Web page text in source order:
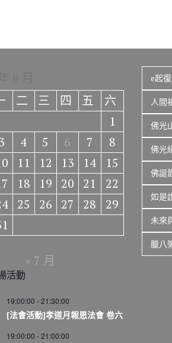
二 三 四 五
六
1
4 5 6 7
8
11 12 13 14
15
18 19 20 21
22
25 26 27 28
29
« 7 月
活動
19:00:00 -21:30:00
[法會活動]孝道月報恩法會 卷六
19:00:00 -21:00:00
e起
人間
佛光
佛光
佛誕
如是
未來
臘八